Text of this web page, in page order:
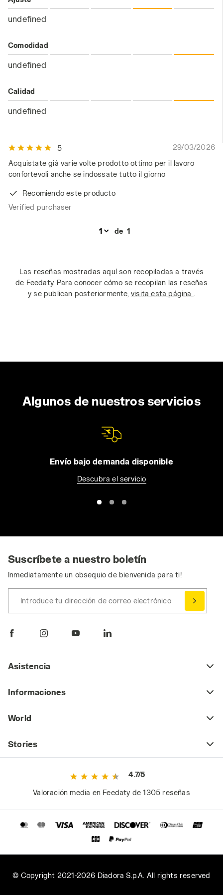
undefined
Comodidad
undefined
Calidad
undefined
5
29/03/2026
Acquistate già varie volte prodotto ottimo per il lavoro
confortevoli anche se indossate tutto il giorno
Recomiendo este producto
Verified purchaser
de 1
Las reseñas mostradas aquí son recopiladas a través
de Feedaty. Para conocer cómo se recopilan las reseñas
y se publican posteriormente, visita esta página
Algunos de nuestros servicios
Envío bajo demanda disponible
Descubra el servicio
Suscríbete a nuestro boletín
Inmediatamente un obsequio de bienvenida para ti!
Introduce tu dirección de correo electrónico
Asistencia
Informaciones
World
Stories
4.7/5
Valoración media en Feedaty de 1305 reseñas
© Copyright 2021-2026 Diadora S.p.A. All rights reserved